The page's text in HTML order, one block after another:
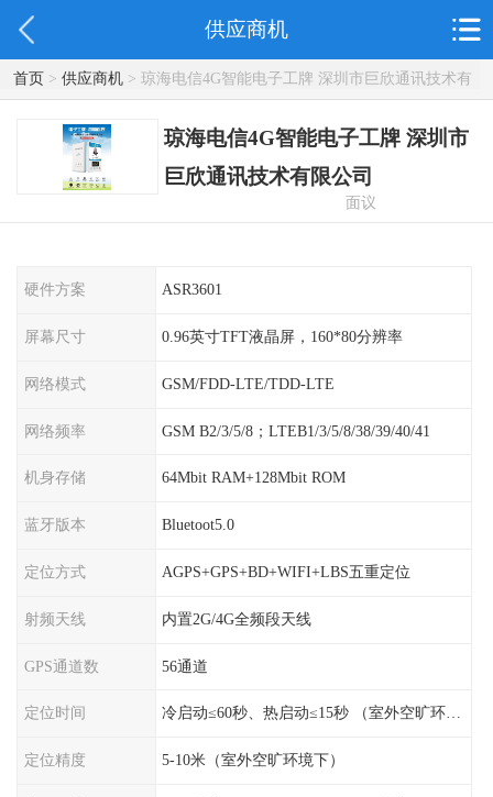
供应商机
首页> 供应商机> 琼海电信4G智能电子工牌 深圳市巨欣通讯技术有
限公司
琼海电信4G智能电子工牌 深圳市
巨欣通讯技术有限公司
面议
硬件方案 ASR3601
屏幕尺寸 0.96英寸TFT液晶屏，160*80分辨率
网络模式 GSM/FDD-LTE/TDD-LTE
网络频率 GSM B2/3/5/8；LTEB1/3/5/8/38/39/40/41
机身存储 64Mbit RAM+128Mbit ROM
蓝牙版本 Bluetoot5.0
定位方式 AGPS+GPS+BD+WIFI+LBS五重定位
射频天线 内置2G/4G全频段天线
GPS通道数 56通道
定位时间 冷启动≤60秒、热启动≤15秒 （室外空旷环境）
定位精度 5-10米（室外空旷环境下）